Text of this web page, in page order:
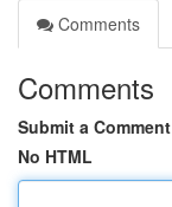
Comments
Comments
Submit a Comment
No HTML